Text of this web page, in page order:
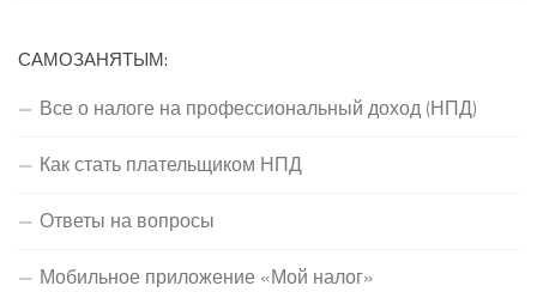
САМОЗАНЯТЫМ:
Все о налоге на профессиональный доход (НПД)
Как стать плательщиком НПД
Ответы на вопросы
Мобильное приложение «Мой налог»